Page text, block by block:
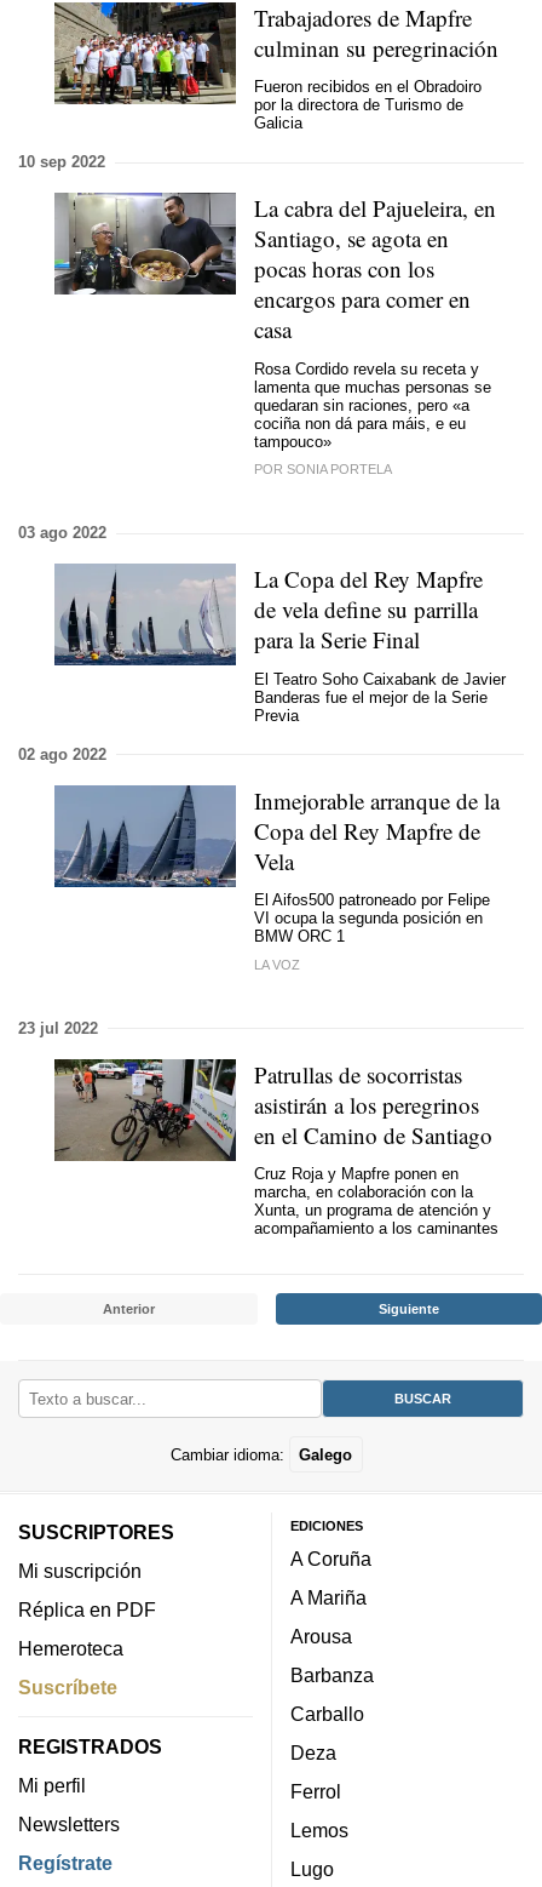
Trabajadores de Mapfre
culminan su peregrinación
Fueron recibidos en el Obradoiro
por la directora de Turismo de
Galicia
10 sep 2022
La cabra del Pajueleira, en
Santiago, se agota en
pocas horas con los
encargos para comer en
casa
Rosa Cordido revela su receta y
lamenta que muchas personas se
quedaran sin raciones, pero «a
cociña non dá para máis, e eu
tampouco»
POR SONIA PORTELA
03 ago 2022
La Copa del Rey Mapfre
de vela define su parrilla
para la Serie Final
El Teatro Soho Caixabank de Javier
Banderas fue el mejor de la Serie
Previa
02 ago 2022
Inmejorable arranque de la
Copa del Rey Mapfre de
Vela
El Aifos500 patroneado por Felipe
VI ocupa la segunda posición en
BMW ORC 1
LA VOZ
23 jul 2022
Patrullas de socorristas
asistirán a los peregrinos
en el Camino de Santiago
Cruz Roja y Mapfre ponen en
marcha, en colaboración con la
Xunta, un programa de atención y
acompañamiento a los caminantes
Anterior Siguiente
Cambiar idioma: Galego
SUSCRIPTORES
Mi suscripción
Réplica en PDF
Hemeroteca
Suscríbete
REGISTRADOS
Mi perfil
Newsletters
Regístrate
EDICIONES
A Coruña
A Mariña
Arousa
Barbanza
Carballo
Deza
Ferrol
Lemos
Lugo